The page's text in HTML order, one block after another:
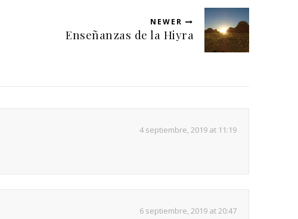
NEWER
Enseñanzas de la Hiyra
4 septiembre, 2019 at 11:19
6 septiembre, 2019 at 20:47